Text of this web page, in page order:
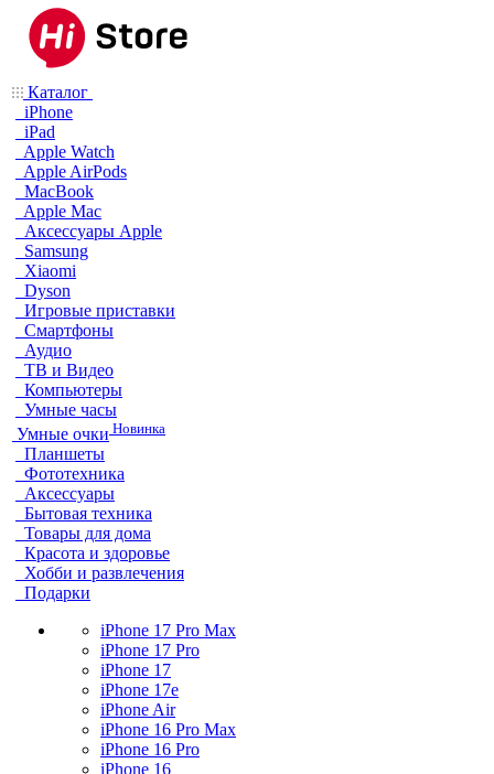
Каталог
iPhone
iPad
Apple Watch
Apple AirPods
MacBook
Apple Mac
Аксессуары Apple
Samsung
Xiaomi
Dyson
Игровые приставки
Смартфоны
Аудио
ТВ и Видео
Компьютеры
Умные часы
Умные очки Новинка
Планшеты
Фототехника
Аксессуары
Бытовая техника
Товары для дома
Красота и здоровье
Хобби и развлечения
Подарки
iPhone 17 Pro Max
iPhone 17 Pro
iPhone 17
iPhone 17e
iPhone Air
iPhone 16 Pro Max
iPhone 16 Pro
iPhone 16